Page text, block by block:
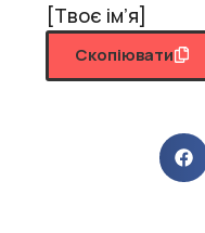
[Твоє ім’я]
Скопіювати